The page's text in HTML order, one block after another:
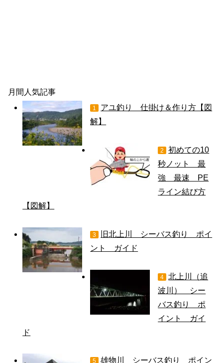
月間人気記事
1
アユ釣り 仕掛け＆作り方【図
解】
2
初めての10
秒ノット 最
強 最速 PE
ライン結び方
【図解】
3
旧北上川 シーバス釣り ポイ
ント ガイド
4
北上川（追
波川） シー
バス釣り ポ
イント ガイ
ド
5
雄物川 シーバス釣り ポイン